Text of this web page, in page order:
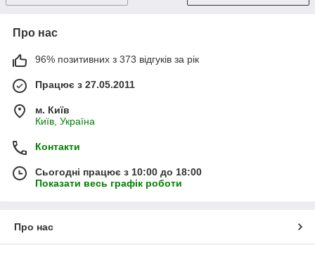
Про нас
96% позитивних з 373 відгуків за рік
Працює з 27.05.2011
м. Київ
Київ, Україна
Контакти
Сьогодні працює з 10:00 до 18:00
Показати весь графік роботи
Про нас